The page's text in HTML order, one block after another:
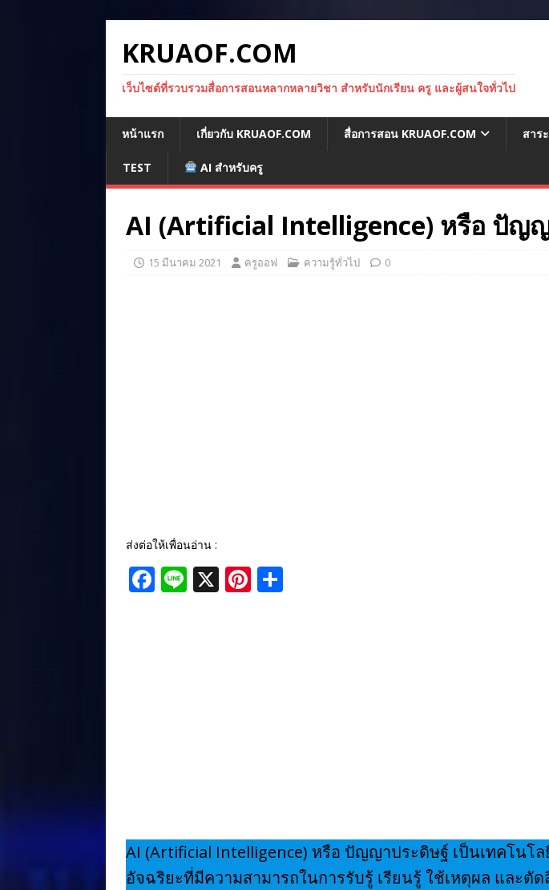
KRUAOF.COM
เว็บไซต์ที่รวบรวมสื่อการสอนหลากหลายวิชา สำหรับนักเรียน ครู และผู้สนใจทั่วไป
หน้าแรก เกี่ยวกับ KRUAOF.COM สื่อการสอน KRUAOF.COM สาร
TEST AI สำหรับครู
AI (Artificial Intelligence) หรือ ปัญ
15 มีนาคม 2021 ครูออฟ ความรู้ทั่วไป 0
ส่งต่อให้เพื่อนอ่าน :
F Li X Pi
AI (Artificial Intelligence) หรือ ปัญญาประดิษฐ์ เป็นเทคโน
อัจฉริยะที่มีความสามารถในการรับรู้ เรียนรู้ ใช้เหตุผล และตั